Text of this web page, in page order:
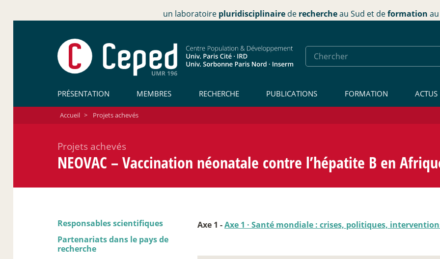
un laboratoire pluridisciplinaire de rechercheau Sud et deformation
PRÉSENTATION MEMBRES RECHERCHE PUBLICATIONS FORMATION ACTUS
Accueil > Projets achevés
Projets achevés
NEOVAC – Vaccination néonatale contre l’hépatite B en
Responsables scientifiques
Partenariats dans le pays de
recherche
Axe 1 -Axe 1 · Santé mondiale : crises, politiques,